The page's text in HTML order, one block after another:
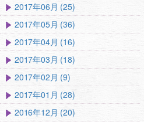
2017年06月 (25)
2017年05月 (36)
2017年04月 (16)
2017年03月 (18)
2017年02月 (9)
2017年01月 (28)
2016年12月 (20)